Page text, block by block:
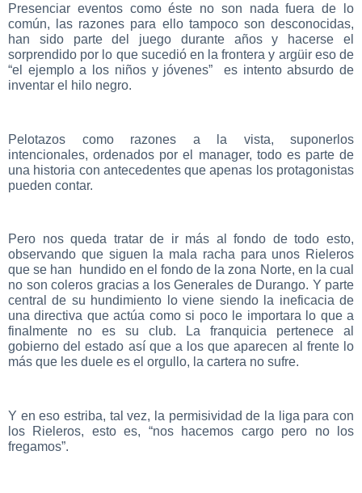
Presenciar eventos como éste no son nada fuera de lo
común, las razones para ello tampoco son desconocidas,
han sido parte del juego durante años y hacerse el
sorprendido por lo que sucedió en la frontera y argüir eso de
“el ejemplo a los niños y jóvenes” es intento absurdo de
inventar el hilo negro.
Pelotazos como razones a la vista, suponerlos
intencionales, ordenados por el manager, todo es parte de
una historia con antecedentes que apenas los protagonistas
pueden contar.
Pero nos queda tratar de ir más al fondo de todo esto,
observando que siguen la mala racha para unos Rieleros
que se han hundido en el fondo de la zona Norte, en la cual
no son coleros gracias a los Generales de Durango. Y parte
central de su hundimiento lo viene siendo la ineficacia de
una directiva que actúa como si poco le importara lo que a
finalmente no es su club. La franquicia pertenece al
gobierno del estado así que a los que aparecen al frente lo
más que les duele es el orgullo, la cartera no sufre.
Y en eso estriba, tal vez, la permisividad de la liga para con
los Rieleros, esto es, “nos hacemos cargo pero no los
fregamos”.